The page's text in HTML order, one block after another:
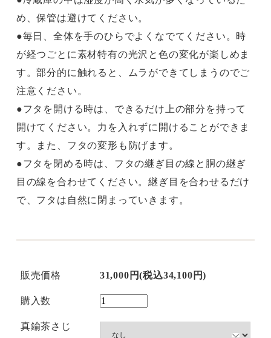
め、保管は避けてください。
●毎日、全体を手のひらでよくなでてください。時
が経つごとに素材特有の光沢と色の変化が楽しめま
す。部分的に触れると、ムラができてしまうのでご
注意ください。
●フタを開ける時は、できるだけ上の部分を持って
開けてください。力を入れずに開けることができま
す。また、フタの変形も防げます。
●フタを閉める時は、フタの継ぎ目の線と胴の継ぎ
目の線を合わせてください。継ぎ目を合わせるだけ
で、フタは自然に閉まっていきます。
販売価格 31,000円(税込34,100円)
購入数
真鍮茶さじ